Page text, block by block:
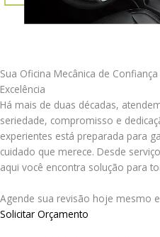
Sua Oficina Mecânica de
Excelência
Há mais de duas décadas,
seriedade, compromisso e
experientes está preparada para
cuidado que merece. Desde
aqui você encontra solução para
Agende sua revisão hoje mesmo
Solicitar Orçamento